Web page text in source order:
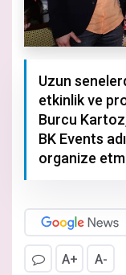
Uzun
etkinlik ve
Burcu
BK Events
organize
A+ A-